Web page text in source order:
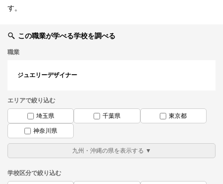
す。
この職業が学べる学校を調べる
職業
ジュエリーデザイナー
エリアで絞り込む
埼玉県 千葉県 東京都
神奈川県
学校区分で絞り込む